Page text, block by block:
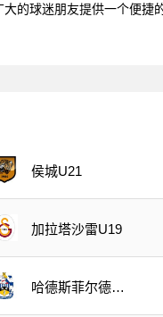
的球迷朋友提供一个便捷
侯城U21
加拉塔沙雷U19
哈德斯菲尔德U